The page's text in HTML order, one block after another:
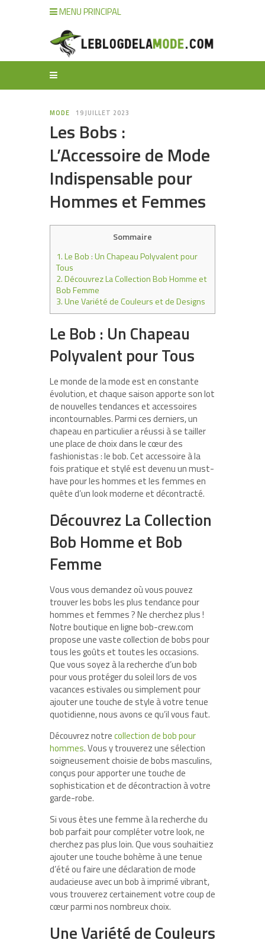
MENU PRINCIPAL
MODE 19 JUILLET 2023
Les Bobs :
L’Accessoire de Mode
Indispensable pour
Hommes et Femmes
Sommaire
1.Le Bob : Un Chapeau Polyvalent pour
Tous
2.Découvrez La Collection Bob Homme et
Bob Femme
3.Une Variété de Couleurs et de Designs
Le Bob : Un Chapeau
Polyvalent pour Tous
Le monde de la mode est en constante
évolution, et chaque saison apporte son lot
de nouvelles tendances et accessoires
incontournables. Parmi ces derniers, un
chapeau en particulier a réussi à se tailler
une place de choix dans le cœur des
fashionistas : le bob. Cet accessoire à la
fois pratique et stylé est devenu un must-
have pour les hommes et les femmes en
quête d’un look moderne et décontracté.
Découvrez La Collection
Bob Homme et Bob
Femme
Vous vous demandez où vous pouvez
trouver les bobs les plus tendance pour
hommes et femmes ? Ne cherchez plus !
Notre boutique en ligne bob-crew.com
propose une vaste collection de bobs pour
tous les goûts et toutes les occasions.
Que vous soyez à la recherche d’un bob
pour vous protéger du soleil lors de vos
vacances estivales ou simplement pour
ajouter une touche de style à votre tenue
quotidienne, nous avons ce qu’il vous faut.
Découvrez notrecollection de bob pour
hommes. Vous y trouverez une sélection
soigneusement choisie de bobs masculins,
conçus pour apporter une touche de
sophistication et de décontraction à votre
garde-robe.
Si vous êtes une femme à la recherche du
bob parfait pour compléter votre look, ne
cherchez pas plus loin. Que vous souhaitiez
ajouter une touche bohème à une tenue
d’été ou faire une déclaration de mode
audacieuse avec un bob à imprimé vibrant,
vous trouverez certainement votre coup de
cœur parmi nos nombreux choix.
Une Variété de Couleurs